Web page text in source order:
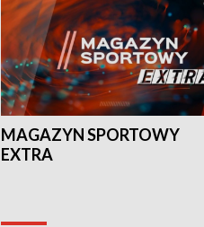
MAGAZYN SPORTOWY
EXTRA